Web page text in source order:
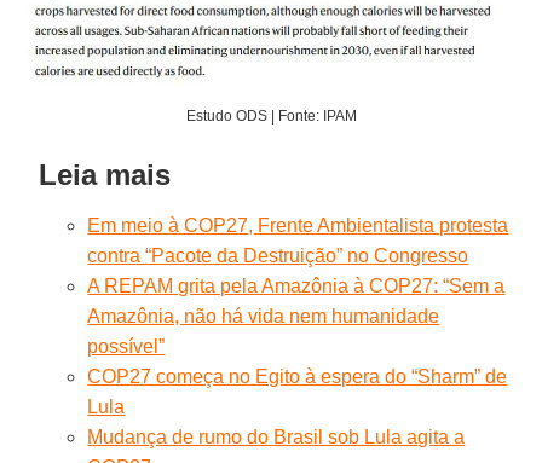
Estudo ODS | Fonte: IPAM
Leia mais
Em meio à COP27, Frente Ambientalista protesta
contra “Pacote da Destruição” no Congresso
A REPAM grita pela Amazônia à COP27: “Sem a
Amazônia, não há vida nem humanidade
possível”
COP27 começa no Egito à espera do “Sharm” de
Lula
Mudança de rumo do Brasil sob Lula agita a